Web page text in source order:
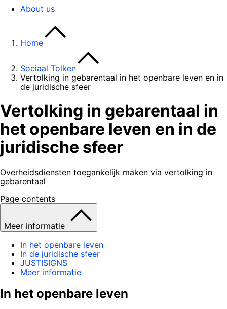
About us
Home
Sociaal Tolken
Vertolking in gebarentaal in het openbare leven en in
de juridische sfeer
Vertolking in gebarentaal in
het openbare leven en in de
juridische sfeer
Overheidsdiensten toegankelijk maken via vertolking in
gebarentaal
Page contents
Meer informatie
In het openbare leven
In de juridische sfeer
JUSTISIGNS
Meer informatie
In het openbare leven